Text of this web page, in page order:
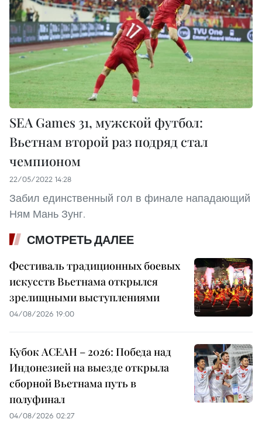
SEA Games 31, мужской футбол:
Вьетнам второй раз подряд стал
чемпионом
22/05/2022 14:28
Забил единственный гол в финале нападающий
Ням Мань Зунг.
СМОТРЕТЬ ДАЛЕЕ
Фестиваль традиционных боевых
искусств Вьетнама открылся
зрелищными выступлениями
04/08/2026 19:00
Кубок АСЕАН – 2026: Победа над
Индонезией на выезде открыла
сборной Вьетнама путь в
полуфинал
04/08/2026 02:27